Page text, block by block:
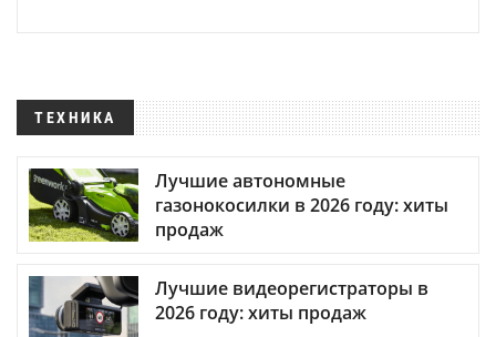
ТЕХНИКА
Лучшие автономные
газонокосилки в 2026 году: хиты
продаж
Лучшие видеорегистраторы в
2026 году: хиты продаж